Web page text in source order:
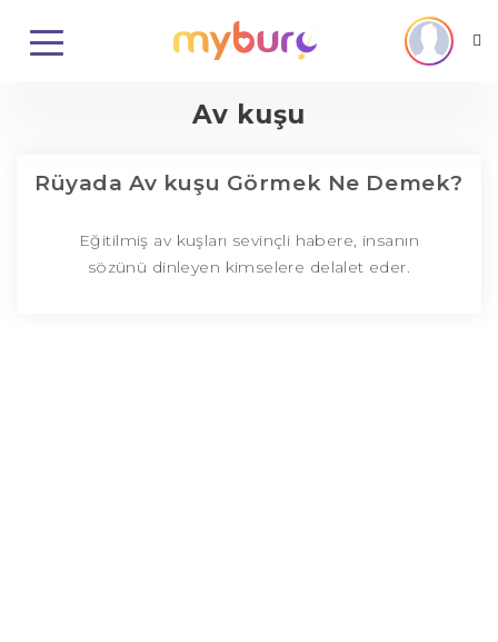
Av kuşu
Rüyada Av kuşu Görmek Ne Demek?
Eğitilmiş av kuşları sevinçli habere, insanın
sözünü dinleyen kimselere delalet eder.